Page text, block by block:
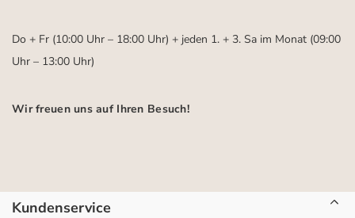
Do + Fr (10:00 Uhr – 18:00 Uhr) + jeden 1. + 3. Sa im Monat (09:00
Uhr – 13:00 Uhr)
Wir freuen uns auf Ihren Besuch!
Kundenservice